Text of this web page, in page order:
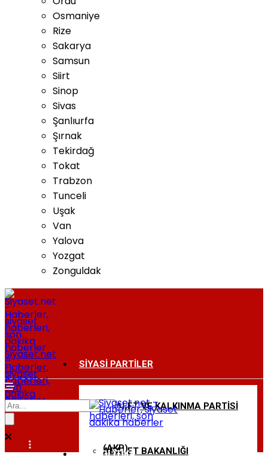
Osmaniye
Rize
Sakarya
Samsun
Siirt
Sinop
Sivas
Şanlıurfa
Şırnak
Tekirdağ
Tokat
Trabzon
Tunceli
Uşak
Van
Yalova
Yozgat
Zonguldak
Siyaset.net
–
Haberler,
siyaset
haberleri,
son
dakika
haberler
SIYASI PARTILER
ADALET VE KALKINMA PARTISI
(AKP)
BAKANLIKLAR
ADALET BAKANLIĞI
DIŞ POLITIKA